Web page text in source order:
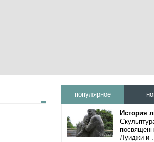
популярное
История
Луиджи и